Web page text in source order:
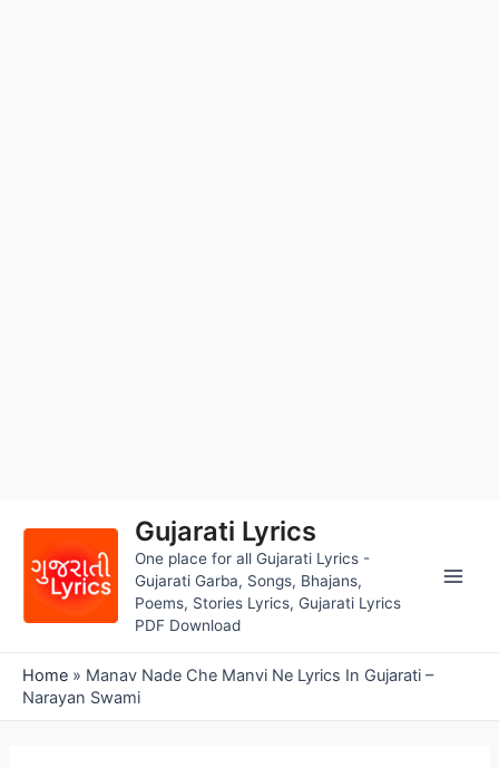
content
Gujarati Lyrics
One place for all Gujarati Lyrics -
Gujarati Garba, Songs, Bhajans,
Poems, Stories Lyrics, Gujarati Lyrics
PDF Download
Home » Manav Nade Che Manvi Ne Lyrics In Gujarati –
Narayan Swami